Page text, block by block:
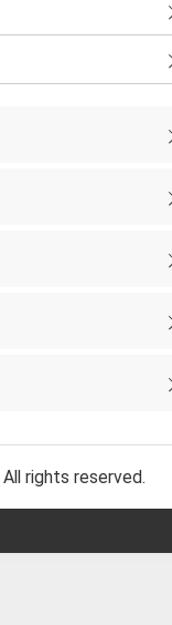
rights reserved.